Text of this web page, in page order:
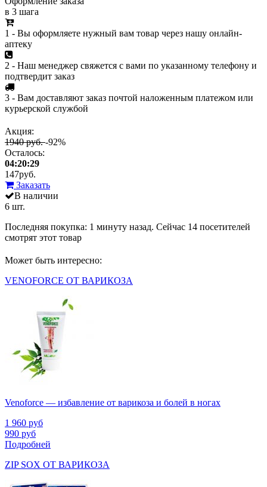
в 3 шага
1 - Вы оформляете нужный вам товар через нашу онлайн-
аптеку
2 - Наш менеджер свяжется с вами по указанному телефону и
подтвердит заказ
3 - Вам доставляют заказ почтой наложенным платежом или
курьерской службой
Акция:
1940 руб.-92%
Осталось:
04:20:29
147руб.
Заказать
В наличии
6 шт.
Последняя покупка: 1 минуту назад. Сейчас 14 посетителей
смотрят этот товар
Может быть интересно:
VENOFORCE ОТ ВАРИКОЗА
Venoforce — избавление от варикоза и болей в ногах
1 960 руб
990 руб
Подробней
ZIP SOX ОТ ВАРИКОЗА